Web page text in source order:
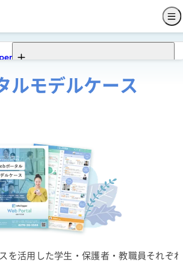
ルモデルケース
を活用した学生・保護者・教職員それぞれ
機能一覧 infoClipperの強み
導入実績
ル
学籍 出席 成績 就職
様
キュリティ システム構成 開発コンセプト
単位制について よくある質問
お問い合わせ
パンフレットダウンロード